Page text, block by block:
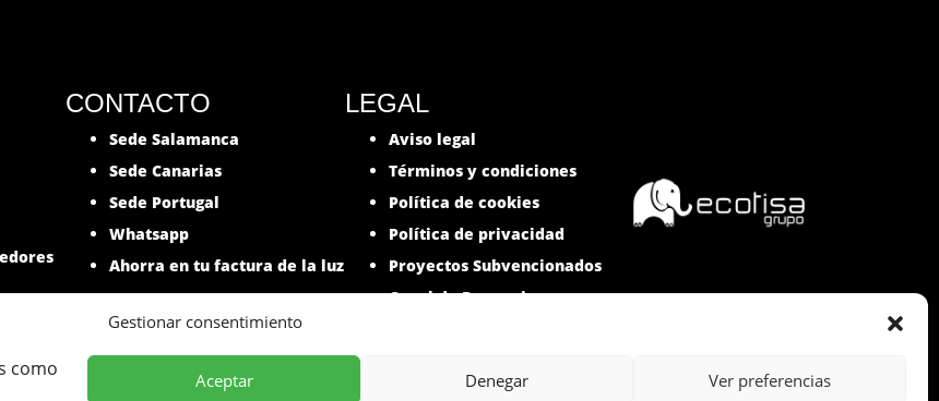
Gestionar consentimiento
como
Aceptar Denegar Ver preferencias
CONTACTO
Sede Salamanca
Sede Canarias
Sede Portugal
Whatsapp
Ahorra en tu factura de la luz
LEGAL
Aviso legal
Términos y condiciones
Política de cookies
Política de privacidad
Proyectos Subvencionados
Canal de Denuncias